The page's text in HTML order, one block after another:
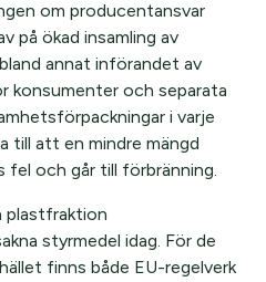
om producentansvar
på ökad insamling av
annat införandet av
konsumenter och separata
i varje
till att en mindre mängd
fel och går till förbränning.
plastfraktion
styrmedel idag. För de
finns både EU-regelverk